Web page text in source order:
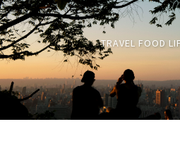
TRAVEL FOOD